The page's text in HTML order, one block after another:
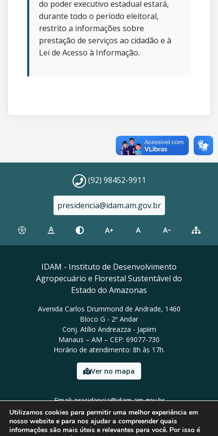
do poder executivo estadual estará,
durante todo o período eleitoral,
restrito a informações sobre
prestação de serviços ao cidadão e à
Lei de Acesso à Informação.
(92) 98452-9911
presidencia@idam.am.gov.br
IDAM - Instituto de Desenvolvimento
Agropecuário e Florestal Sustentável do
Estado do Amazonas
Avenida Carlos Drummond de Andrade, 1460
Bloco G - 2º Andar
Conj. Atílio Andreazza - Japiim
Manaus – AM – CEP: 69077-730
Horário de atendimento: 8h às 17h.
Ver no mapa
Email: presidencia@idam.am.gov.br
Tel: (92) 98452-9911
Utilizamos cookies para permitir uma melhor experiência em
nosso website e para nos ajudar a compreender quais
informações são mais úteis e relevantes para você. Por isso é